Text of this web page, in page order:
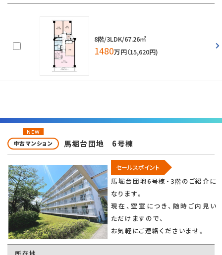
8階/3LDK/67.26㎡
1480万円（15,620円)
NEW
中古マンション 馬堀台団地 6号棟
セールスポイント
馬堀台団地6号棟・3階のご紹介に
なります。
現在、空室につき、随時ご内見い
ただけますので、
お気軽にご連絡くださいませ。